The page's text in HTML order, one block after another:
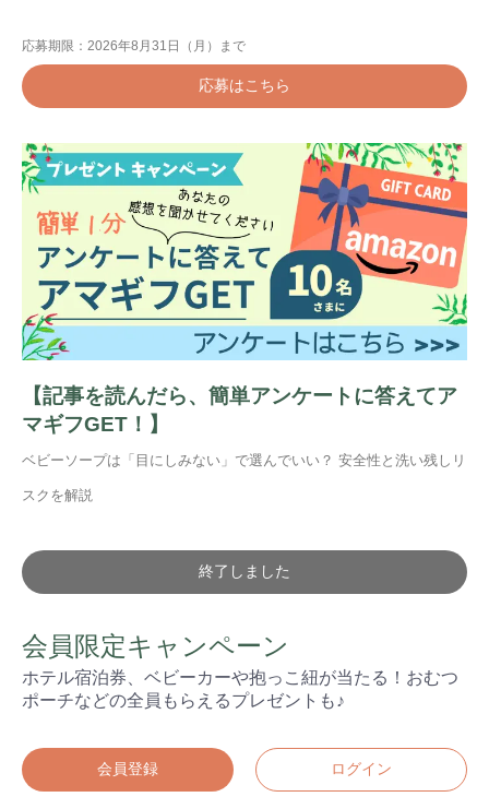
応募期限：2026年8月31日（月）まで
応募はこちら
【記事を読んだら、簡単アンケートに答えてア
マギフGET！】
ベビーソープは「目にしみない」で選んでいい？ 安全性と洗い残しリ
スクを解説
終了しました
会員限定キャンペーン
ホテル宿泊券、ベビーカーや抱っこ紐が当たる！おむつ
ポーチなどの全員もらえるプレゼントも♪
会員登録 ログイン